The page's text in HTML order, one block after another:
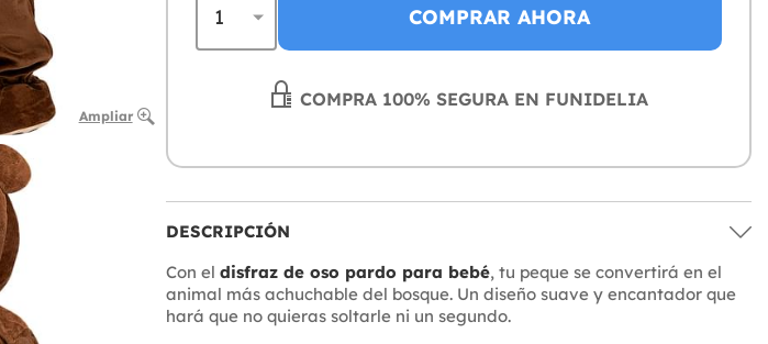
Ampliar
COMPRAR AHORA
COMPRA 100% SEGURA EN FUNIDELIA
DESCRIPCIÓN
Con el disfraz de oso pardo para bebé, tu peque se convertirá en el
animal más achuchable del bosque. Un diseño suave y encantador que
hará que no quieras soltarle ni un segundo.